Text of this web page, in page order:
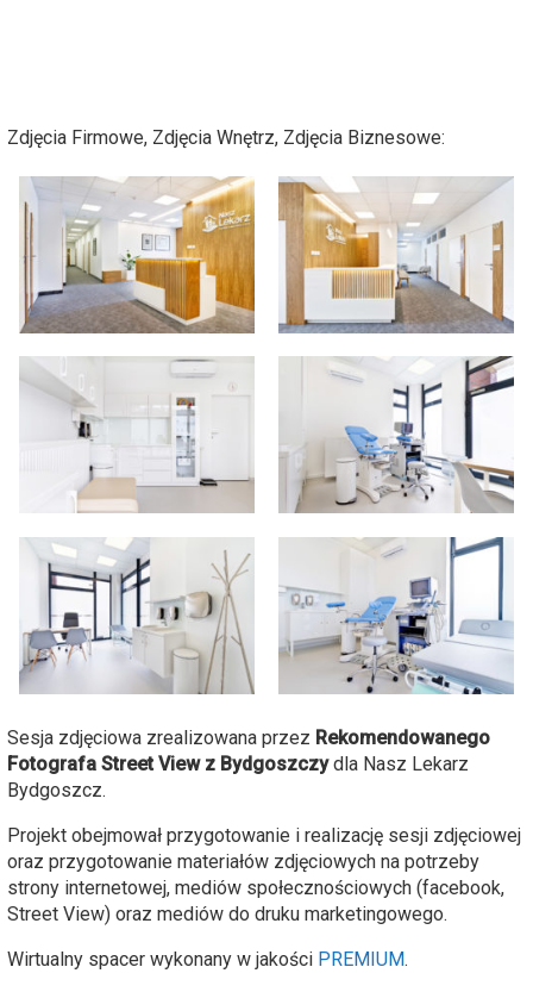
Zdjęcia Firmowe, Zdjęcia Wnętrz, Zdjęcia Biznesowe:
Sesja zdjęciowa zrealizowana przez Rekomendowanego
Fotografa Street View z Bydgoszczydla Nasz Lekarz
Bydgoszcz.
Projekt obejmował przygotowanie i realizację sesji zdjęciowej
oraz przygotowanie materiałów zdjęciowych na potrzeby
strony internetowej, mediów społecznościowych (facebook,
Street View) oraz mediów do druku marketingowego.
Wirtualny spacer wykonany w jakości PREMIUM.